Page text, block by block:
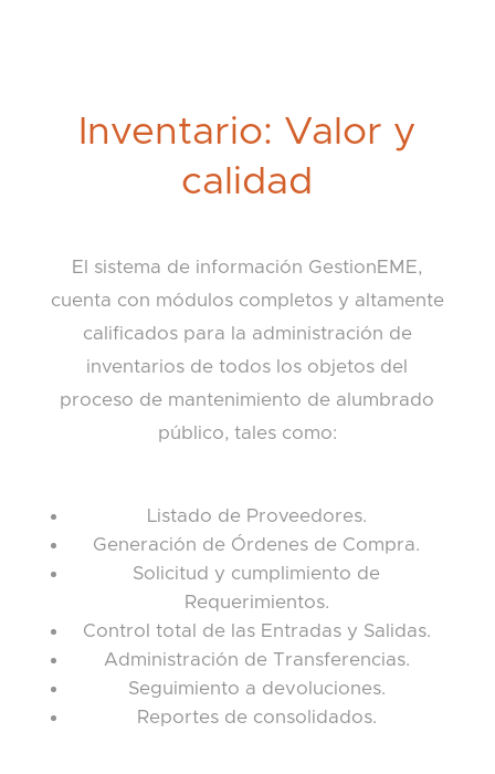
Inventario: Valor y
calidad
El sistema de información GestionEME,
cuenta con módulos completos y altamente
calificados para la administración de
inventarios de todos los objetos del
proceso de mantenimiento de alumbrado
público, tales como:
Listado de Proveedores.
Generación de Órdenes de Compra.
Solicitud y cumplimiento de
Requerimientos.
Control total de las Entradas y Salidas.
Administración de Transferencias.
Seguimiento a devoluciones.
Reportes de consolidados.